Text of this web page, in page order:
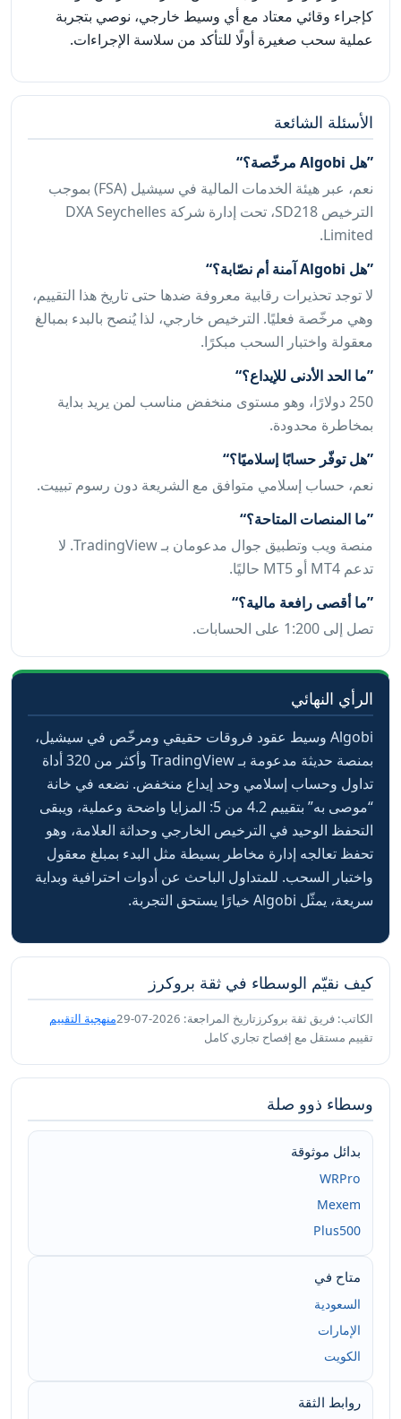
كإجراء وقائي معتاد مع أي وسيط خارجي، نوصي بتجربة
عملية سحب صغيرة أولًا للتأكد من سلاسة الإجراءات.
الأسئلة الشائعة
هل Algobi مرخّصة؟
نعم، عبر هيئة الخدمات المالية في سيشيل (FSA) بموجب
الترخيص SD218، تحت إدارة شركة DXA Seychelles
Limited.
هل Algobi آمنة أم نصّابة؟
لا توجد تحذيرات رقابية معروفة ضدها حتى تاريخ هذا التقييم،
وهي مرخّصة فعليًا. الترخيص خارجي، لذا يُنصح بالبدء بمبالغ
معقولة واختبار السحب مبكرًا.
ما الحد الأدنى للإيداع؟
250 دولارًا، وهو مستوى منخفض مناسب لمن يريد بداية
بمخاطرة محدودة.
هل توفّر حسابًا إسلاميًا؟
نعم، حساب إسلامي متوافق مع الشريعة دون رسوم تبييت.
ما المنصات المتاحة؟
منصة ويب وتطبيق جوال مدعومان بـ TradingView. لا
تدعم MT4 أو MT5 حاليًا.
ما أقصى رافعة مالية؟
تصل إلى 1:200 على الحسابات.
الرأي النهائي
Algobi وسيط عقود فروقات حقيقي ومرخّص في سيشيل،
بمنصة حديثة مدعومة بـ TradingView وأكثر من 320 أداة
تداول وحساب إسلامي وحد إيداع منخفض. نضعه في خانة
“موصى به” بتقييم 4.2 من 5: المزايا واضحة وعملية، ويبقى
التحفظ الوحيد في الترخيص الخارجي وحداثة العلامة، وهو
تحفظ تعالجه إدارة مخاطر بسيطة مثل البدء بمبلغ معقول
واختبار السحب. للمتداول الباحث عن أدوات احترافية وبداية
سريعة، يمثّل Algobi خيارًا يستحق التجربة.
كيف نقيّم الوسطاء في ثقة بروكرز
الكاتب: فريق ثقة بروكرزتاريخ المراجعة: 2026-07-29
منهجية التقييم
تقييم مستقل مع إفصاح تجاري كامل
وسطاء ذوو صلة
بدائل موثوقة
WRPro
Mexem
Plus500
متاح في
السعودية
الإمارات
الكويت
روابط الثقة